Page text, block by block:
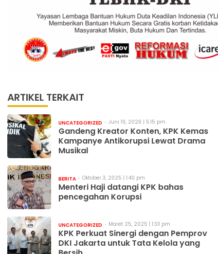
ARTIKEL TERKAIT
UNCATEGORIZED Juni 19, 2026 | 5:15 pm
Gandeng Kreator Konten, KPK Kemas
Kampanye Antikorupsi Lewat Drama
Musikal
BERITA Oktober 3, 2025 | 1:40 pm
Menteri Haji datangi KPK bahas
pencegahan Korupsi
UNCATEGORIZED Maret 25, 2025 | 1:33 pm
KPK Perkuat Sinergi dengan Pemprov
DKI Jakarta untuk Tata Kelola yang